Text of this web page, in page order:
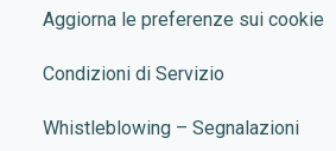
Aggiorna le preferenze sui cookie
Condizioni di Servizio
Whistleblowing – Segnalazioni